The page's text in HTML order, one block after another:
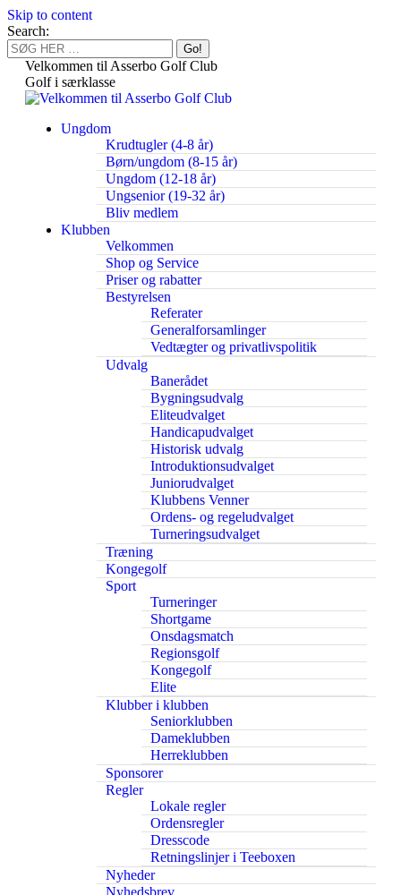
Skip to content
Search:
Velkommen til Asserbo Golf Club
Golf i særklasse
Ungdom
Krudtugler (4-8 år)
Børn/ungdom (8-15 år)
Ungdom (12-18 år)
Ungsenior (19-32 år)
Bliv medlem
Klubben
Velkommen
Shop og Service
Priser og rabatter
Bestyrelsen
Referater
Generalforsamlinger
Vedtægter og privatlivspolitik
Udvalg
Banerådet
Bygningsudvalg
Eliteudvalget
Handicapudvalget
Historisk udvalg
Introduktionsudvalget
Juniorudvalget
Klubbens Venner
Ordens- og regeludvalget
Turneringsudvalget
Træning
Kongegolf
Sport
Turneringer
Shortgame
Onsdagsmatch
Regionsgolf
Kongegolf
Elite
Klubber i klubben
Seniorklubben
Dameklubben
Herreklubben
Sponsorer
Regler
Lokale regler
Ordensregler
Dresscode
Retningslinjer i Teeboxen
Nyheder
Nyhedsbrev